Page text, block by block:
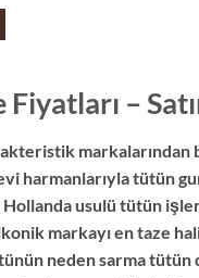
–
markalarından
harmanlarıyla tütün
usulü tütün
markayı en taze
neden sarma tütün